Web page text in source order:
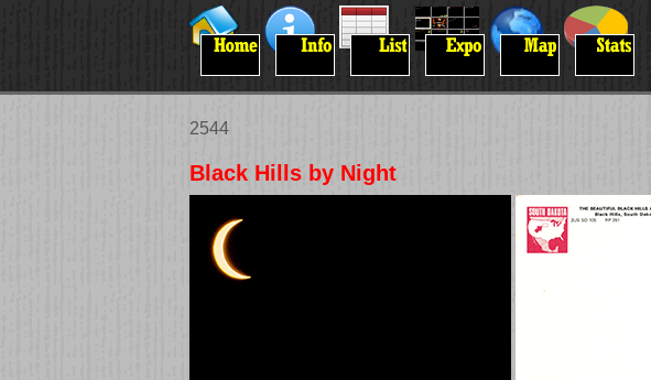
2544
Black Hills by Night